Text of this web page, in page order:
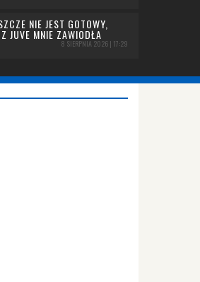
NIE JEST GOTOWY,
JUVE MNIE ZAWIODŁA
8 SIERPNIA 2026 | 17:29